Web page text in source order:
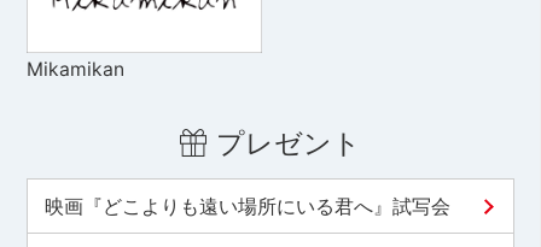
Mikamikan
プレゼント
映画『どこよりも遠い場所にいる君へ』試写会